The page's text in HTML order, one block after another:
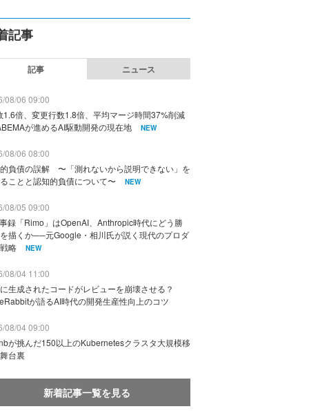
記事
記事 ニュース
08/06 09:00
1.6倍、変更行数1.8倍、平均マージ時間37%削減
が進めるAI駆動開発の現在地
NEW
08/06 08:00
負債の誤解 〜「測れないから説明できない」を
ことと認知的負債について〜
NEW
08/05 09:00
録「Rimo」はOpenAI、Anthropic時代にどう勝
描くか──元Google・相川氏が説く現代のプロダ
略
NEW
08/04 11:00
生成されたコードがレビューを崩壊させる？
が語るAI時代の開発生産性向上のコツ
08/04 09:00
が挑んだ150以上のKubernetesクラスタ大規模移
台裏
新着記事一覧を見る